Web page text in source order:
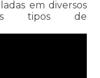
em diversos
tipos de